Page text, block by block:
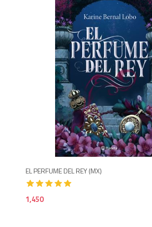
EL PERFUME DEL REY (MX)
1,450